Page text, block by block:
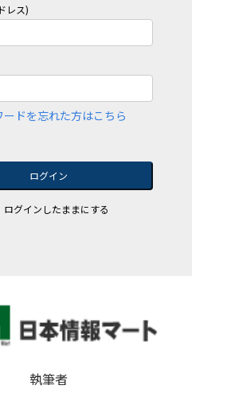
レス)
ードを忘れた方はこちら
ログイン
ログインしたままにする
執筆者